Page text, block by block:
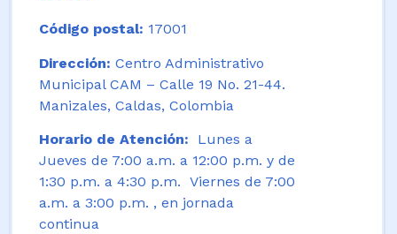
Código postal: 17001
Dirección: Centro Administrativo
Municipal CAM – Calle 19 No. 21-44.
Manizales, Caldas, Colombia
Horario de Atención: Lunes a
Jueves de 7:00 a.m. a 12:00 p.m. y de
1:30 p.m. a 4:30 p.m. Viernes de 7:00
a.m. a 3:00 p.m. , en jornada
continua